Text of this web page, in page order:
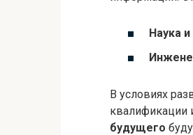
Наука
В условиях
квалификации
будущего